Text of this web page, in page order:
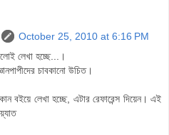
October 25, 2010 at 6:16 PM
লেখা হচ্ছে...।
চাবকানো উচিত।
লেখা হচ্ছে, এটার রেফারেন্স দিয়েন। এই